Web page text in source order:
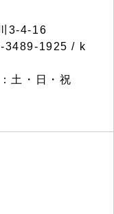
3-4-16
3489-1925 / k
土・日・祝